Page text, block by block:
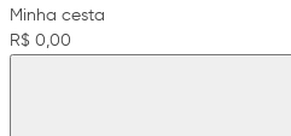
Minha cesta
R$ 0,00